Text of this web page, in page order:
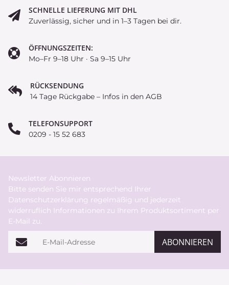
SCHNELLE LIEFERUNG MIT DHL
Zuverlässig, sicher und in 1–3 Tagen bei dir.
ÖFFNUNGSZEITEN:
Mo–Fr 9–18 Uhr · Sa 9–15 Uhr
RÜCKSENDUNG
14 Tage Rückgabe – Infos in den AGB
TELEFONSUPPORT
0209 - 15 52 683
Newsletter Abonnieren
Bitte senden Sie mir entsprechend Ihrer
Datenschutzerklärung regelmäßig und jederzeit
widerruflich Informationen zu Ihrem Produktsortiment per
E-Mail zu.
E-Mail-Adresse ABONNIEREN